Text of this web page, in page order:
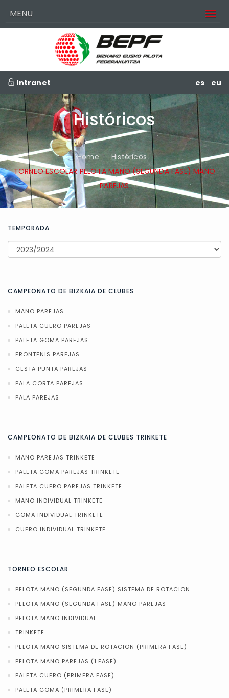
MENU
Intranet es eu
Históricos
Home
Históricos
TORNEO ESCOLAR PELOTA MANO (SEGUNDA FASE) MANO
PAREJAS
TEMPORADA
CAMPEONATO DE BIZKAIA DE CLUBES
MANO PAREJAS
PALETA CUERO PAREJAS
PALETA GOMA PAREJAS
FRONTENIS PAREJAS
CESTA PUNTA PAREJAS
PALA CORTA PAREJAS
PALA PAREJAS
CAMPEONATO DE BIZKAIA DE CLUBES TRINKETE
MANO PAREJAS TRINKETE
PALETA GOMA PAREJAS TRINKETE
PALETA CUERO PAREJAS TRINKETE
MANO INDIVIDUAL TRINKETE
GOMA INDIVIDUAL TRINKETE
CUERO INDIVIDUAL TRINKETE
TORNEO ESCOLAR
PELOTA MANO (SEGUNDA FASE) SISTEMA DE ROTACION
PELOTA MANO (SEGUNDA FASE) MANO PAREJAS
PELOTA MANO INDIVIDUAL
TRINKETE
PELOTA MANO SISTEMA DE ROTACION (PRIMERA FASE)
PELOTA MANO PAREJAS (1.FASE)
PALETA CUERO (PRIMERA FASE)
PALETA GOMA (PRIMERA FASE)